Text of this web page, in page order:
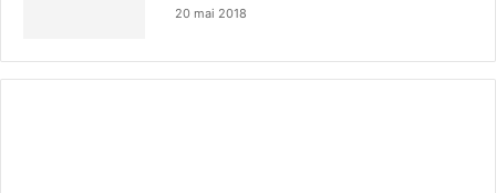
20 mai 2018